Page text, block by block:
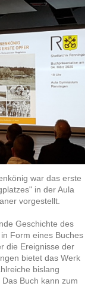
war das erste
in der Aula
vorgestellt.
Geschichte des
Form eines Buches
die Ereignisse der
bietet das Werk
bislang
Buch kann zum